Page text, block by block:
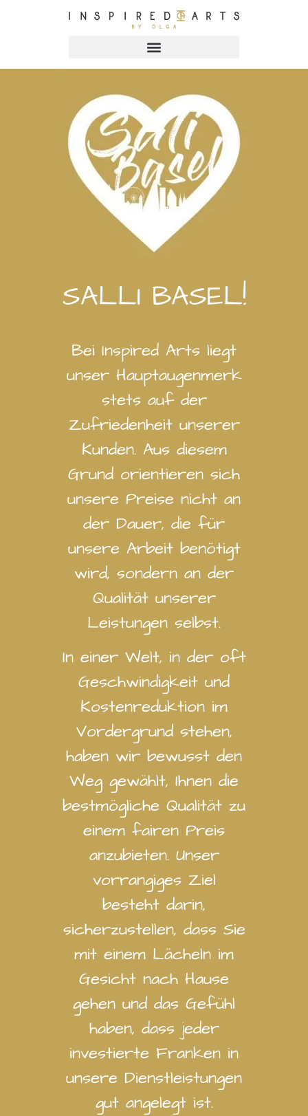
SALLI BASEL!
Bei Inspired Arts liegt
unser Hauptaugenmerk
stets auf der
Zufriedenheit unserer
Kunden. Aus diesem
Grund orientieren sich
unsere Preise nicht an
der Dauer, die für
unsere Arbeit benötigt
wird, sondern an der
Qualität unserer
Leistungen selbst.
In einer Welt, in der oft
Geschwindigkeit und
Kostenreduktion im
Vordergrund stehen,
haben wir bewusst den
Weg gewählt, Ihnen die
bestmögliche Qualität zu
einem fairen Preis
anzubieten. Unser
vorrangiges Ziel
besteht darin,
sicherzustellen, dass Sie
mit einem Lächeln im
Gesicht nach Hause
gehen und das Gefühl
haben, dass jeder
investierte Franken in
unsere Dienstleistungen
gut angelegt ist.